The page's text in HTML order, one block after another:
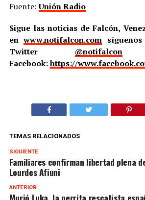
Fuente:Unión Radio
Sigue las noticias de Falcón,
enwww.notifalcon.com
Twitter @notifalcon
Facebook:https://
TEMAS RELACIONADOS
SIGUIENTE
Familiares confirman libertad plena
Lourdes Afiuni
ANTERIOR
Murió Luka, la perrita rescatista